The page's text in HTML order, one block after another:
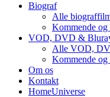
Biograf
Alle
Kommende
VOD, DVD &
Alle VOD,
Kommende
Om os
Kontakt
HomeUniverse